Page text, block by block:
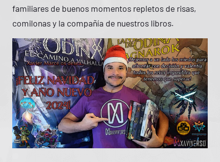
familiares de buenos momentos repletos de risas,
comilonas y la compañía de nuestros libros.